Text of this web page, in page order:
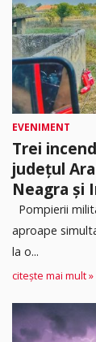
EVENIMENT
Trei
județul
Neagra și
Pompierii
aproape
la o...
citește mai mult »